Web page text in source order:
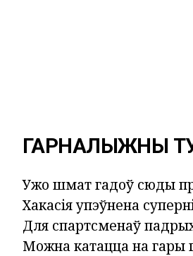
ГАРНАЛЫЖНЫ
Ужо шмат гадоў сюды
Хакасія упэўнена
Для спартсменаў
Можна катацца на гары